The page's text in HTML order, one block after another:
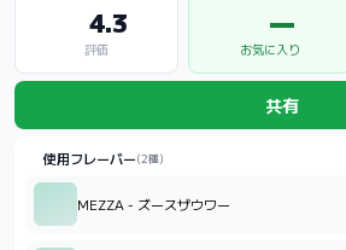
4.3
評価
—
お気に入り
共有
使用フレーバー(2種)
MEZZA - ズースザウワー